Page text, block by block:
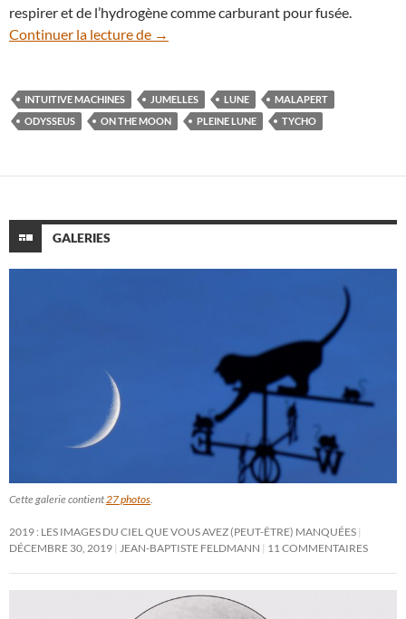
respirer et de l’hydrogène comme carburant pour fusée.
Continuer la lecture de Curiosité : le site de la sonde Odysseus
→
INTUITIVE MACHINES JUMELLES LUNE
MALAPERT
ODYSSEUS
ON THE MOON PLEINE LUNE TYCHO
GALERIES
Cette galerie contient 27 photos
2019 : LES IMAGES DU CIEL QUE VOUS AVEZ (PEUT-ÊTRE) MANQUÉES
DÉCEMBRE 30, 2019
JEAN-BAPTISTE FELDMANN 11 COMMENTAIRES